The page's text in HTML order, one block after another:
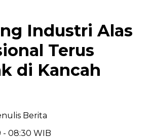
Industri Alas
Terus
di Kancah
Berita
- 08:30 WIB